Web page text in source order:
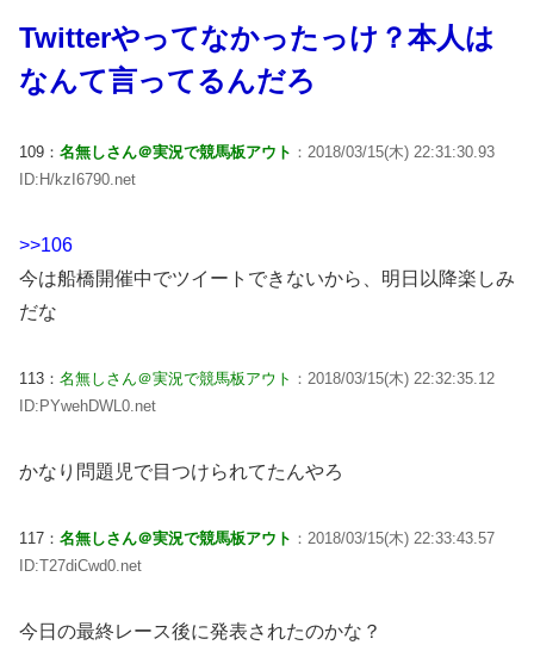
Twitterやってなかったっけ？本人は
なんて言ってるんだろ
109： 名無しさん＠実況で競馬板アウト ：2018/03/15(木) 22:31:30.93
ID:H/kzI6790.net
>>106
今は船橋開催中でツイートできないから、明日以降楽しみ
だな
113： 名無しさん＠実況で競馬板アウト ：2018/03/15(木) 22:32:35.12
ID:PYwehDWL0.net
かなり問題児で目つけられてたんやろ
117： 名無しさん＠実況で競馬板アウト ：2018/03/15(木) 22:33:43.57
ID:T27diCwd0.net
今日の最終レース後に発表されたのかな？